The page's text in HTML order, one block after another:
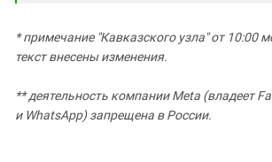
* примечание "Кавказского узла" от 10:00
текст внесены изменения.
** деятельность компании Meta (владеет
и WhatsApp) запрещена в России.